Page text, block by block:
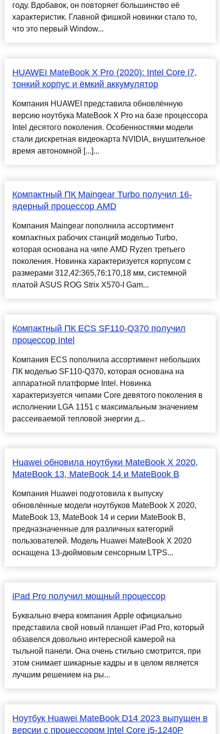
году. Вдобавок, он повторяет большинство её
характеристик. Главной фишкой новинки стало то,
что это первый Window...
HUAWEI MateBook X Pro (2020): Intel Core i7,
тонкий корпус и ёмкий аккумулятор
Компания HUAWEI представила обновлённую
версию ноутбука MateBook X Pro на базе процессора
Intel десятого поколения. Особенностями модели
стали дискретная видеокарта NVIDIA, внушительное
время автономной [...]...
Компактный ПК Maingear Turbo получил 16-
ядерный процессор AMD
Компания Maingear пополнила ассортимент
компактных рабочих станций моделью Turbo,
которая основана на чипе AMD Ryzen третьего
поколения. Новинка характеризуется корпусом с
размерами 312,42:365,76:170,18 мм, системной
платой ASUS ROG Strix X570-I Gam...
Компактный ПК ECS SF110-Q370 получил
процессор Intel
Компания ECS пополнила ассортимент небольших
ПК моделью SF110-Q370, которая основана на
аппаратной платформе Intel. Новинка
характеризуется чипами Core девятого поколения в
исполнении LGA 1151 с максимальным значением
рассеиваемой тепловой энергии д...
Huawei обновила ноутбуки MateBook X 2020,
MateBook 13, MateBook 14 и MateBook B
Компания Huawei подготовила к выпуску
обновлённые модели ноутбуков MateBook X 2020,
MateBook 13, MateBook 14 и серии MateBook B,
предназначенные для различных категорий
пользователей. Модель Huawei MateBook X 2020
оснащена 13-дюймовым сенсорным LTPS...
iPad Pro получил мощный процессор
Буквально вчера компания Apple официально
представила свой новый планшет iPad Pro, который
обзавелся довольно интересной камерой на
тыльной панели. Она очень стильно смотрится, при
этом снимает шикарные кадры и в целом является
лучшим решением на ры...
Ноутбук Huawei MateBook D14 2023 выпущен в
версии с процессором Intel Core i5-1240P